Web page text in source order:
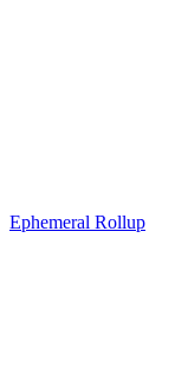
Ephemeral Rollup